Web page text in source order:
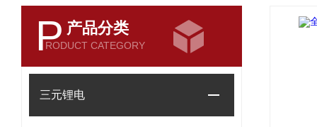
P 产品分类
RODUCT CATEGORY
三元锂电